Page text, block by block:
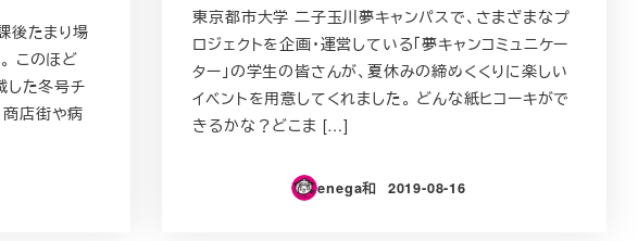
後たまり場
このほど
した冬号チ
商店街や病
東京都市大学 二子玉川夢キャンパスで、さまざまなプ
ロジェクトを企画・運営している「夢キャンコミュニケー
ター」の学生の皆さんが、夏休みの締めくくりに楽しい
イベントを用意してくれました。 どんな紙ヒコーキがで
きるかな？どこま […]
enega和
投稿日
2019-08-16